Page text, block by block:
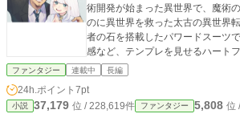
術開発が始まった異世界で、魔術
のに異世界を救った太古の異世界
者の石を搭載したパワードスーツで魔術を
感など、テンプレを見せるハート
ョンストーリー。 ————いつしか彼は異世界で英雄とな
で公開した過去作となります。
ファンタジー 連載中 長編
24h.ポイント 7pt
小説 37,179 位 / 228,619件 ファンタジー 5,808 位